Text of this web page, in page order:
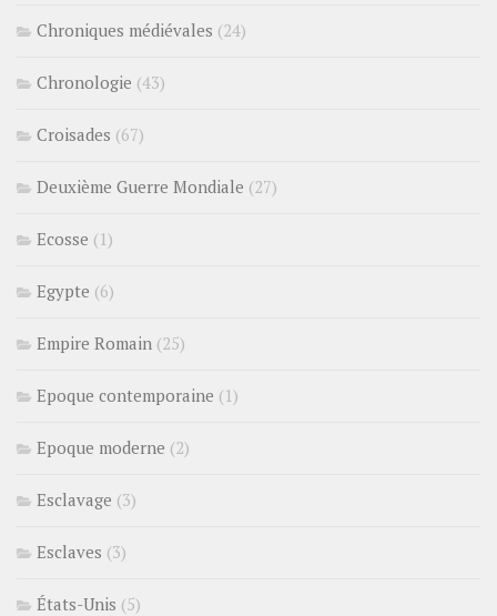
Chroniques médiévales (24)
Chronologie (43)
Croisades (67)
Deuxième Guerre Mondiale (27)
Ecosse (1)
Egypte (6)
Empire Romain (25)
Epoque contemporaine (1)
Epoque moderne (2)
Esclavage (3)
Esclaves (3)
États-Unis (5)